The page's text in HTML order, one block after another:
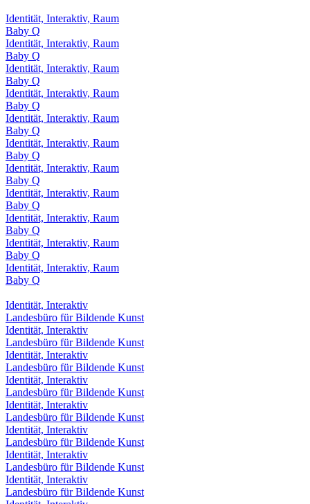
Identität, Interaktiv, Raum
Baby Q
Identität, Interaktiv, Raum
Baby Q
Identität, Interaktiv, Raum
Baby Q
Identität, Interaktiv, Raum
Baby Q
Identität, Interaktiv, Raum
Baby Q
Identität, Interaktiv, Raum
Baby Q
Identität, Interaktiv, Raum
Baby Q
Identität, Interaktiv, Raum
Baby Q
Identität, Interaktiv, Raum
Baby Q
Identität, Interaktiv, Raum
Baby Q
Identität, Interaktiv, Raum
Baby Q
Identität, Interaktiv
Landesbüro für Bildende Kunst
Identität, Interaktiv
Landesbüro für Bildende Kunst
Identität, Interaktiv
Landesbüro für Bildende Kunst
Identität, Interaktiv
Landesbüro für Bildende Kunst
Identität, Interaktiv
Landesbüro für Bildende Kunst
Identität, Interaktiv
Landesbüro für Bildende Kunst
Identität, Interaktiv
Landesbüro für Bildende Kunst
Identität, Interaktiv
Landesbüro für Bildende Kunst